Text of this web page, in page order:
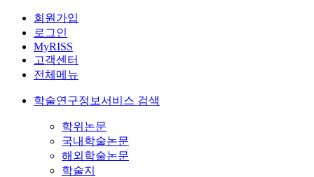
회원가입
로그인
MyRISS
고객센터
전체메뉴
학술연구정보서비스 검색
학위논문
국내학술논문
해외학술논문
학술지